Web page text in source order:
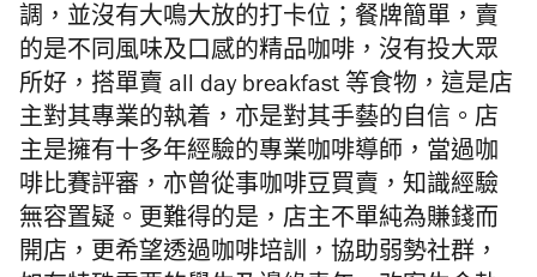
調，並沒有大鳴大放的打卡位；餐牌簡單，賣
的是不同風味及口感的精品咖啡，沒有投大眾
所好，搭單賣 all day breakfast 等食物，這是店
主對其專業的執着，亦是對其手藝的自信。店
主是擁有十多年經驗的專業咖啡導師，當過咖
啡比賽評審，亦曾從事咖啡豆買賣，知識經驗
無容置疑。更難得的是，店主不單純為賺錢而
開店，更希望透過咖啡培訓，協助弱勢社群，